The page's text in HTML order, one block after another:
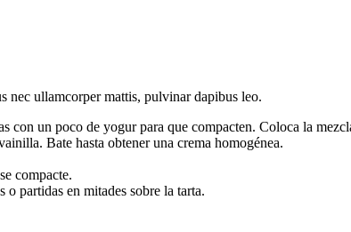
nec ullamcorper mattis, pulvinar dapibus leo.
con un poco de yogur para que compacten. Coloca la
Bate hasta obtener una crema homogénea.
compacte.
o partidas en mitades sobre la tarta.